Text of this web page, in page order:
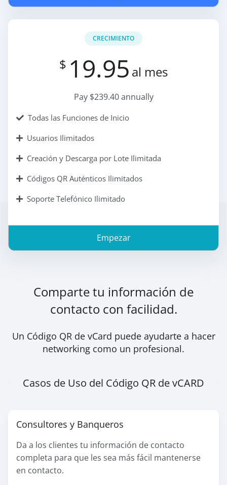
CRECIMIENTO
$ 19.95 al mes
Pay $239.40 annually
Todas las Funciones de Inicio
Usuarios Ilimitados
Creación y Descarga por Lote Ilimitada
Códigos QR Auténticos Ilimitados
Soporte Telefónico Ilimitado
Empezar
Comparte tu información de
contacto con facilidad.
Un Código QR de vCard puede ayudarte a hacer
networking como un profesional.
Casos de Uso del Código QR de vCARD
Consultores y Banqueros
Da a los clientes tu información de contacto
completa para que les sea más fácil mantenerse
en contacto.